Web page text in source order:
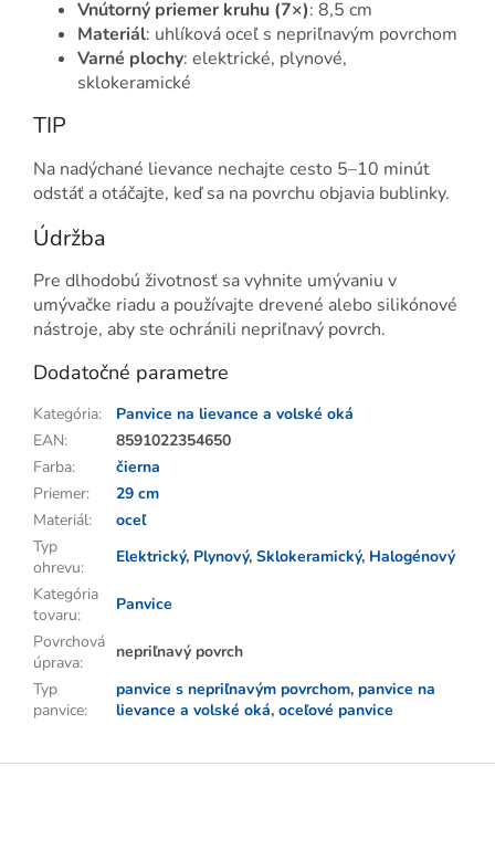
Vnútorný priemer kruhu (7×): 8,5 cm
Materiál: uhlíková oceľ s nepriľnavým povrchom
Varné plochy: elektrické, plynové,
sklokeramické
TIP
Na nadýchané lievance nechajte cesto 5–10 minút
odstáť a otáčajte, keď sa na povrchu objavia bublinky.
Údržba
Pre dlhodobú životnosť sa vyhnite umývaniu v
umývačke riadu a používajte drevené alebo silikónové
nástroje, aby ste ochránili nepriľnavý povrch.
Dodatočné parametre
Kategória:
Panvice na lievance a volské oká
EAN:
8591022354650
Farba:
čierna
Priemer:
29 cm
Materiál:
oceľ
Typ
ohrevu:
Elektrický, Plynový, Sklokeramický, Halogénový
Kategória
tovaru:
Panvice
Povrchová
úprava:
nepriľnavý povrch
Typ
panvice:
panvice s nepriľnavým povrchom, panvice na
lievance a volské oká, oceľové panvice
Z